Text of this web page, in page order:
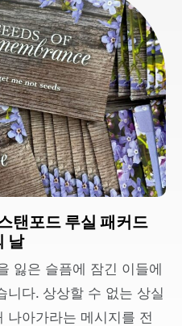
탠포드 루실 패커드
날
잃은 슬픔에 잠긴 이들에
니다. 상상할 수 없는 상실
나아가라는 메시지를 전